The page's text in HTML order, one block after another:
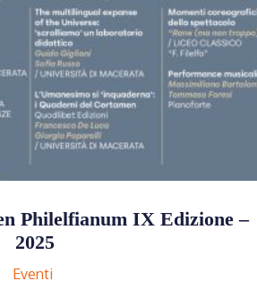
Philelfianum IX Edizione –
2025
Eventi